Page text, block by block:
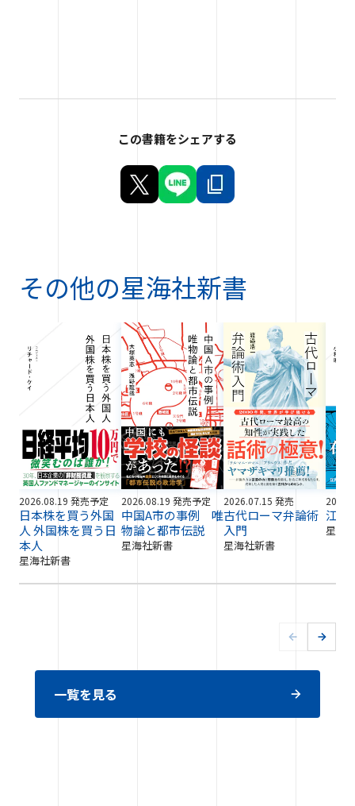
この書籍をシェアする
その他の星海社新書
2026.08.19 発売予定
日本株を買う外国
人 外国株を買う日
本人
星海社新書
2026.08.19 発売予定
中国A市の事例 唯
物論と都市伝説
星海社新書
2026.07.15 発売
古代ローマ弁論術
入門
星海社新書
江戸
星海
一覧を見る